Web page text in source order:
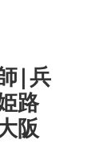
|兵
路
阪